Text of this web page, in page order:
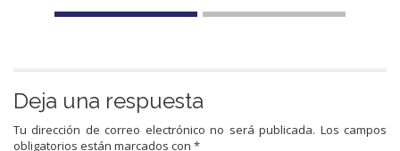
Deja una respuesta
Tu dirección de correo electrónico no será publicada. Los campos
obligatorios están marcados con *